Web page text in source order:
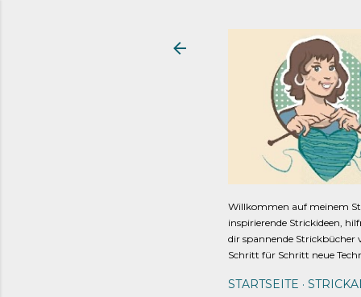
Willkommen auf meinem
inspirierende Strickideen,
dir spannende Strickbücher
Schritt für Schritt neue
STARTSEITE